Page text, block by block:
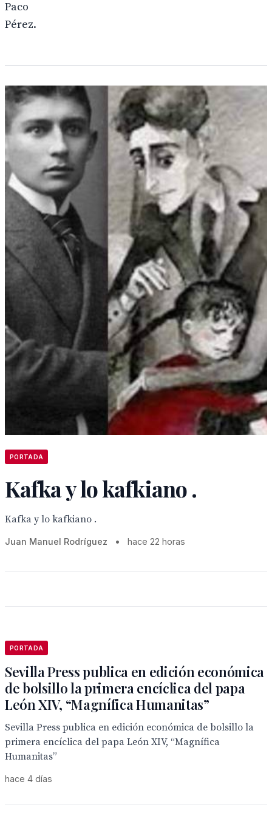
Paco
Pérez.
PORTADA
Kafka y lo kafkiano .
Kafka y lo kafkiano .
Juan Manuel Rodríguez • hace 22 horas
PORTADA
Sevilla Press publica en edición económica
de bolsillo la primera encíclica del papa
León XIV, “Magnífica Humanitas”
Sevilla Press publica en edición económica de bolsillo la
primera encíclica del papa León XIV, “Magnífica
Humanitas”
hace 4 días